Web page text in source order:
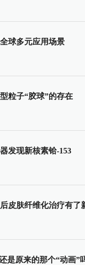
球多元应用场景
粒子“胶球”的存在
发现新核素铪-153
皮肤纤维化治疗有了
是原来的那个“动画”